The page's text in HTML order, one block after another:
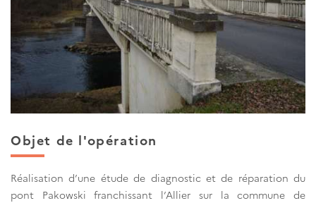
Objet de l'opération
Réalisation d’une étude de diagnostic et de réparation du
pont Pakowski franchissant l’Allier sur la commune de